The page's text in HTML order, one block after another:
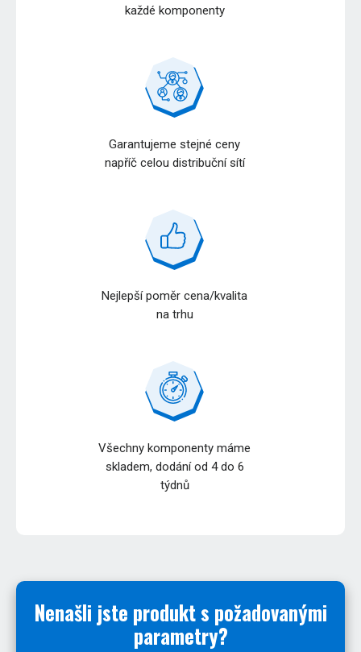
každé komponenty
Garantujeme stejné ceny
napříč celou distribuční sítí
Nejlepší poměr cena/kvalita
na trhu
Všechny komponenty máme
skladem, dodání od 4 do 6
týdnů
Nenašli jste produkt s požadovanými
parametry?